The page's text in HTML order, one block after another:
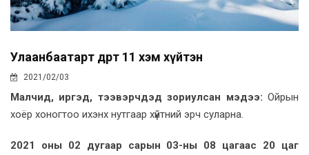
Улаанбаатарт өдөртөө 11 хэм хүйтэн
2021/02/03
Малч­ид, иргэд, тээвэрчдэд зориулсан мэдээ: Ойрын
хоёр хоногтоо ихэнх нутгаар хүйтний эрч суларна.
2021 оны 02 дугаар сарын 03-ны 08 цагаас 20 цаг